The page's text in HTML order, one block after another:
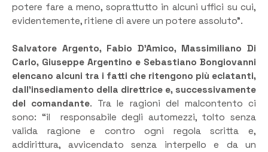
potere fare a meno, soprattutto in alcuni uffici su cui,
evidentemente, ritiene di avere un potere assoluto”.
Salvatore Argento, Fabio D’Amico, Massimiliano Di
Carlo, Giuseppe Argentino e Sebastiano Bongiovanni
elencano alcuni tra i fatti che ritengono più eclatanti,
dall’insediamento della direttrice e, successivamente
del comandante. Tra le ragioni del malcontento ci
sono: “il responsabile degli automezzi, tolto senza
valida ragione e contro ogni regola scritta e,
addirittura, avvicendato senza interpello e da un